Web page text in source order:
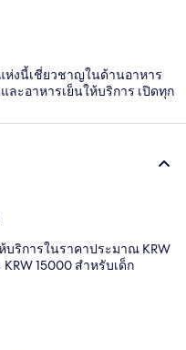
ห่งนี้เชี่ยวชาญในด้านอาหาร
ะอาหารเย็นให้บริการ เปิดทุก
บริการในราคาประมาณ KRW
15000 สำหรับเด็ก